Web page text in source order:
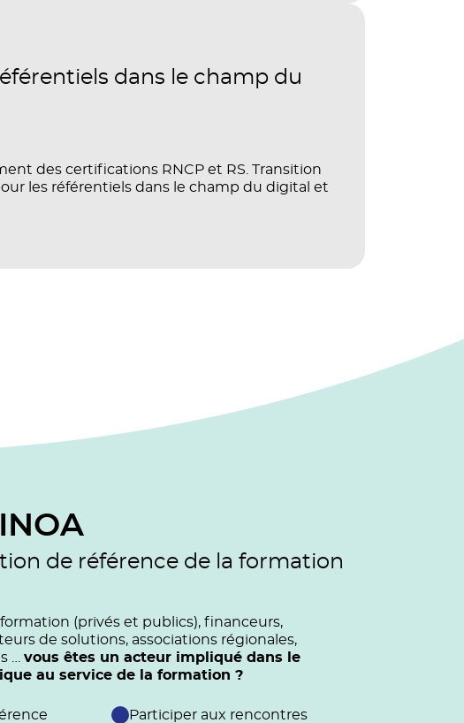
dans le champ du
des certifications RNCP et RS. Transition
les référentiels dans le champ du digital et
de référence de la formation
(privés et publics), financeurs,
de solutions, associations régionales,
… vous êtes un acteur impliqué dans le
au service de la formation ?
Participer aux rencontres